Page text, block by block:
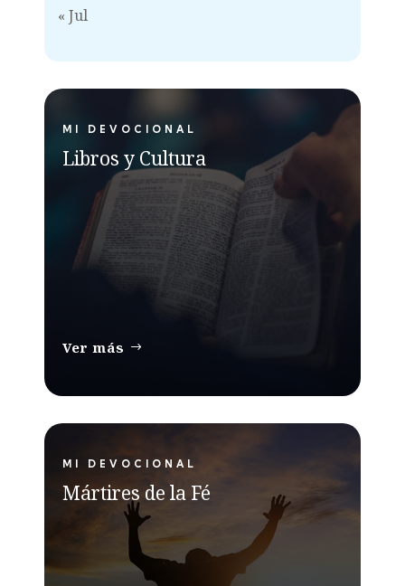
« Jul
MI DEVOCIONAL
Libros y Cultura
Ver más
MI DEVOCIONAL
Mártires de la Fé